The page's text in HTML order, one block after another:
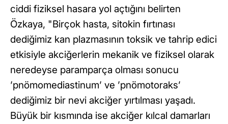
ciddi fiziksel hasara yol açtığını belirten
Özkaya, "Birçok hasta, sitokin fırtınası
dediğimiz kan plazmasının toksik ve tahrip edici
etkisiyle akciğerlerin mekanik ve fiziksel olarak
neredeyse paramparça olması sonucu
’pnömomediastinum’ ve ’pnömotoraks’
dediğimiz bir nevi akciğer yırtılması yaşadı.
Büyük bir kısmında ise akciğer kılcal damarları